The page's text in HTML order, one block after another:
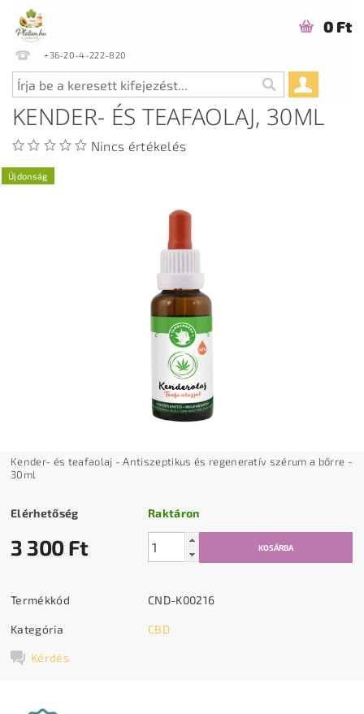
+36-20-4-222-820
0 Ft
KENDER- ÉS TEAFAOLAJ, 30ML
Nincs értékelés
Újdonság
Kender- és teafaolaj - Antiszeptikus és regeneratív szérum a bőrre -
30ml
Elérhetőség Raktáron
3 300 Ft
Termékkód CND-K00216
Kategória CBD
Kérdés